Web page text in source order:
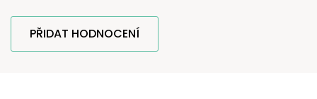
PŘIDAT HODNOCENÍ